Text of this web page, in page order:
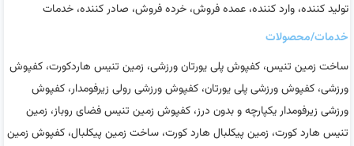
تولید کننده، وارد کننده، عمده فروش، خرده فروش، صادر کننده، خدمات
خدمات/محصولات
ساخت زمین تنیس، کفپوش پلی یورتان ورزشی، زمین تنیس هاردکورت، کفپوش
ورزشی، کفپوش ورزشی پلی یورتان، کفپوش ورزشی رولی زیرفومدار، کفپوش
ورزشی زیرفومدار یکپارچه و بدون درز، کفپوش زمین تنیس فضای روباز، زمین
تنیس هارد کورت، زمین پیکلبال هارد کورت، ساخت زمین پیکلبال، کفپوش زمین